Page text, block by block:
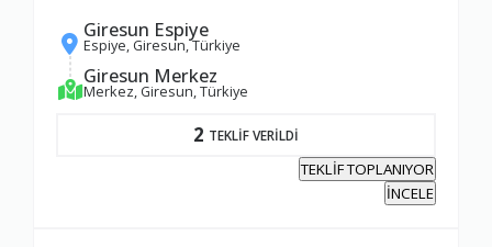
Giresun Espiye
Espiye, Giresun, Türkiye
Giresun Merkez
Merkez, Giresun, Türkiye
2 TEKLİF VERİLDİ
TEKLİF TOPLANIYOR
İNCELE
1.0